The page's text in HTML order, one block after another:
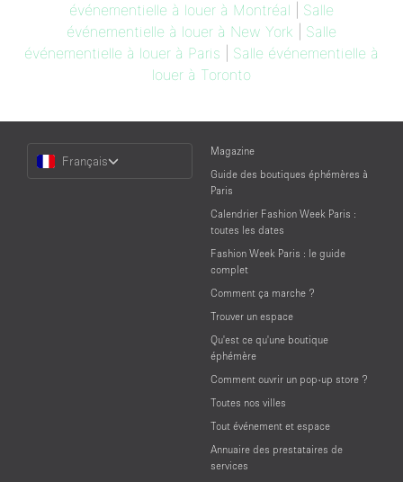
événementielle à louer à Montréal
Salle
événementielle à louer à New York
Salle
événementielle à louer à Paris
Salle événementielle à
louer à Toronto
Language
Français
Magazine
Guide des boutiques éphémères à
Paris
Calendrier Fashion Week Paris :
toutes les dates
Fashion Week Paris : le guide
complet
Comment ça marche ?
Trouver un espace
Qu'est ce qu'une boutique
éphémère
Comment ouvrir un pop-up store ?
Toutes nos villes
Tout événement et espace
Annuaire des prestataires de
services